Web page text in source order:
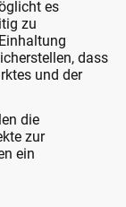
es
zu
dass
und der
die
zur
ein